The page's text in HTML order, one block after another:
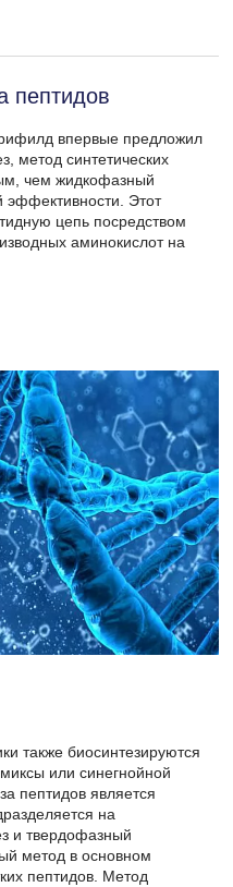
пептидов
впервые предложил
метод синтетических
чем жидкофазный
эффективности. Этот
цепь посредством
аминокислот на
также биосинтезируются
или синегнойной
пептидов является
на
и твердофазный
метод в основном
пептидов. Метод